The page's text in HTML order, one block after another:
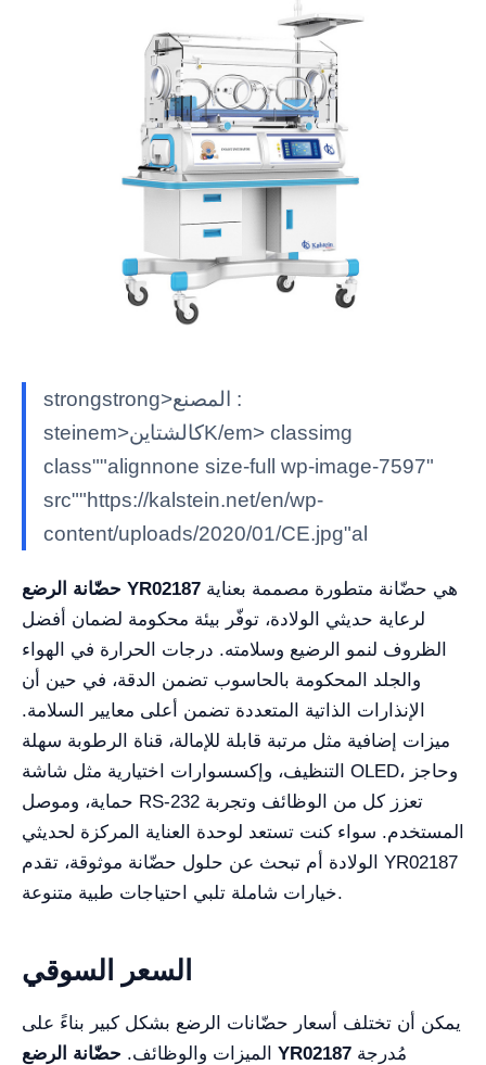
strongstrong>المصنع :
steinem>كالشتاينK/em> classimg
class""alignnone size-full wp-image-7597"
src""https://kalstein.net/en/wp-
content/uploads/2020/01/CE.jpg"al
حضّانة الرضع YR02187
لرعاية حديثي الولادة، توفّر بيئة محكومة لضمان أفضل
الظروف لنمو الرضيع وسلامته. درجات الحرارة في الهواء
والجلد المحكومة بالحاسوب تضمن الدقة، في حين أن
الإنذارات الذاتية المتعددة تضمن أعلى معايير السلامة.
ميزات إضافية مثل مرتبة قابلة للإمالة، قناة الرطوبة سهلة
التنظيف، وإكسسوارات اختيارية مثل شاشة OLED، وحاجز
حماية، وموصل RS-232 تعزز كل من الوظائف وتجربة
المستخدم. سواء كنت تستعد لوحدة العناية المركزة لحديثي
الولادة أم تبحث عن حلول حضّانة موثوقة، تقدم YR02187
خيارات شاملة تلبي احتياجات طبية متنوعة.
السعر السوقي
يمكن أن تختلف أسعار حضّانات الرضع بشكل كبير بناءً على
الميزات والوظائف. حضّانة الرضع YR02187